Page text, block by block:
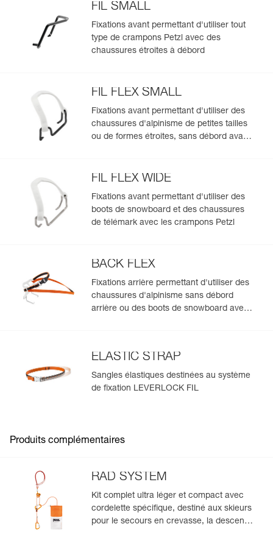
formation de sabots de neige, quel que soit l'état de la
neige,
- système de fixation LEVERLOCK UNIVERSEL pour
s'adapter à toutes les chaussures avec débord arrière,
Modularité complète, grâce au système ALPEN ADAPT :
- blocs avant, talons, cordelettes et système de fixation
pouvant être remplacés indépendamment,
- système de fixation FIL ou FIL FLEX pour s'adapter à
tous les avants de chaussure (avec ou sans débords),
débord avant : étroites, souples, chaussures de télémark,
boots de snowboard...
FIL SMALL
Fixations avant permettant d'utiliser tout
type de crampons Petzl avec des
chaussures étroites à débord
FIL FLEX SMALL
Fixations avant permettant d'utiliser des
chaussures d'alpinisme de petites tailles
ou de formes étroites, sans débord avant,
FIL FLEX WIDE
Fixations avant permettant d'utiliser des
boots de snowboard et des chaussures
de télémark avec les crampons Petzl
BACK FLEX
Fixations arrière permettant d'utiliser des
chaussures d'alpinisme sans débord
arrière ou des boots de snowboard avec
ELASTIC STRAP
Sangles élastiques destinées au système
de fixation LEVERLOCK FIL
Produits complémentaires
RAD SYSTEM
Kit complet ultra léger et compact avec
cordelette spécifique, destiné aux skieurs
pour le secours en crevasse, la descente